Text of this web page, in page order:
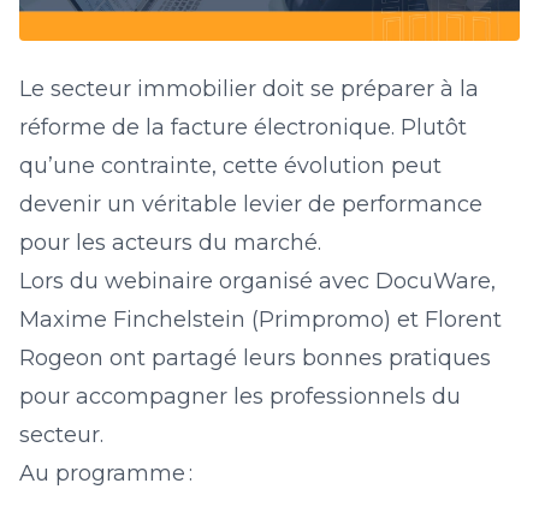
Le secteur immobilier doit se préparer à la
réforme de la facture électronique. Plutôt
qu’une contrainte, cette évolution peut
devenir un véritable levier de performance
pour les acteurs du marché.
Lors du webinaire organisé avec DocuWare,
Maxime Finchelstein (Primpromo) et Florent
Rogeon ont partagé leurs bonnes pratiques
pour accompagner les professionnels du
secteur.
Au programme :